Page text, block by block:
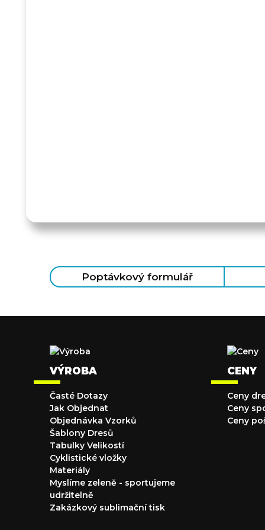
Poptávkový formulář
VÝROBA
Časté Dotazy
Jak Objednat
Objednávka Vzorků
Šablony Dresů
Tabulky Velikostí
Cyklistické vložky
Materiály
Myslíme zeleně - sportujeme
udržitelně
Zakázkový sublimační tisk
CENY
Ceny
Ceny
Ceny